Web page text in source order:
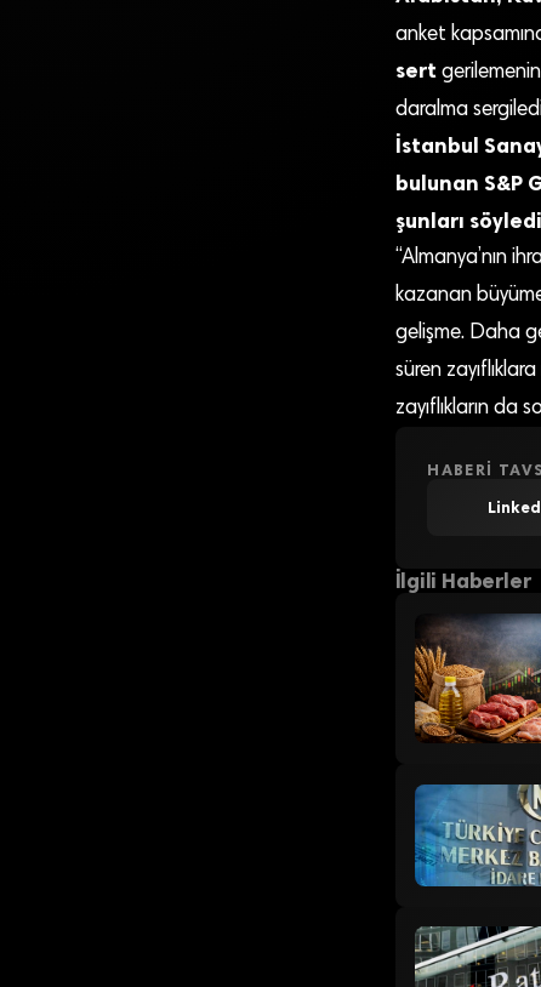
anket
sertgerilemenin
daralma
İstanbul
bulunan S&P
şunları
“Almanya’nın
kazanan
gelişme. Daha
süren
zayıflıkların da
HABERI
İlgili Haberler